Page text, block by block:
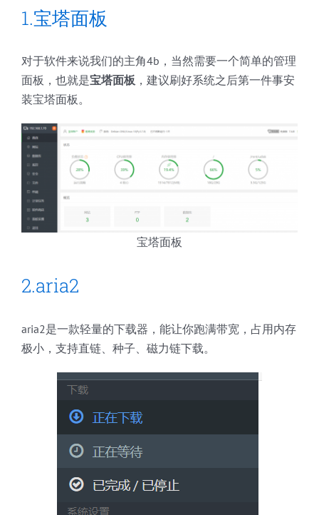
1.宝塔面板
对于软件来说我们的主角4b，当然需要一个简单的管理
面板，也就是宝塔面板 ，建议刷好系统之后第一件事安
装宝塔面板。
宝塔面板
2.aria2
aria2是一款轻量的下载器，能让你跑满带宽，占用内存
极小，支持直链、种子、磁力链下载。